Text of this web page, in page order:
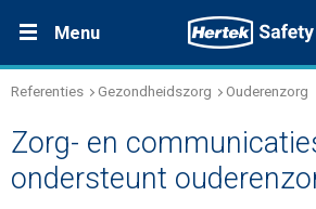
Menu
Oplossingen
Producten
Productdocumentatie
+31 (0)495
Referenties Gezondheidszorg Ouderenzorg
Zorg- en
ondersteunt